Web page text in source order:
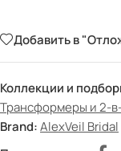
Добавить в
Коллекции и
Трансформеры и 2-
Brand:AlexVeil Bridal